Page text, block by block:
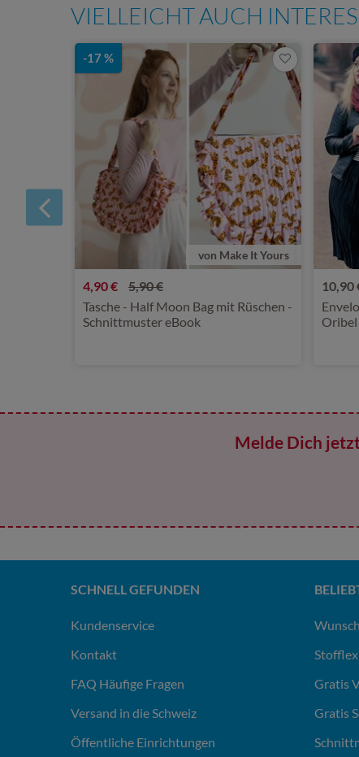
VIELLEICHT AUCH
-17 %
von Make It Yours
4,90 €
5,90 €
Tasche - Half Moon Bag mit Rüschen -
Schnittmuster eBook
10,90
Melde Dich
SCHNELL GEFUNDEN
Kundenservice
Kontakt
FAQ Häufige Fragen
Versand in die Schweiz
Öffentliche Einrichtungen
Gratis
Gratis